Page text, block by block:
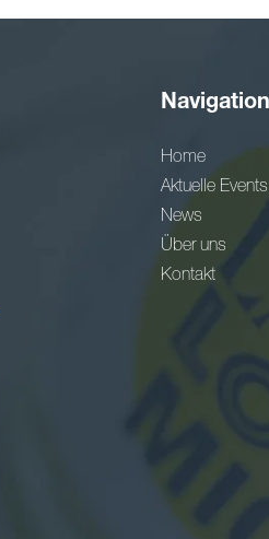
Navigation
Home
Aktuelle Events
News
Über uns
Kontakt